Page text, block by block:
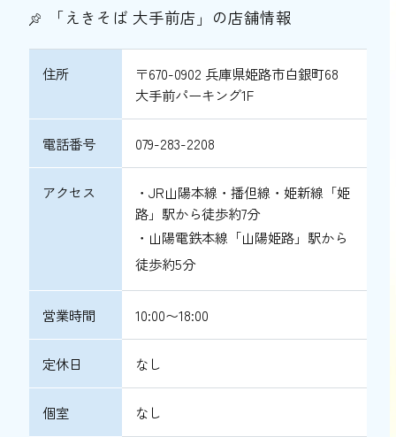
「えきそば 大手前店」の店舗情報
住所
〒670-0902 兵庫県姫路市白銀町68
大手前パーキング1F
電話番号 079-283-2208
アクセス
・JR山陽本線・播但線・姫新線「姫
路」駅から徒歩約7分
・山陽電鉄本線「山陽姫路」駅から
徒歩約5分
営業時間 10:00〜18:00
定休日 なし
個室 なし